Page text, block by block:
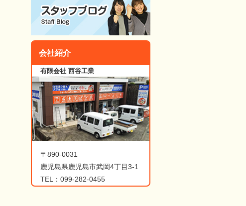
会社紹介
有限会社 西谷工業
〒890-0031
鹿児島県鹿児島市武岡4丁目3-1
TEL：099-282-0455